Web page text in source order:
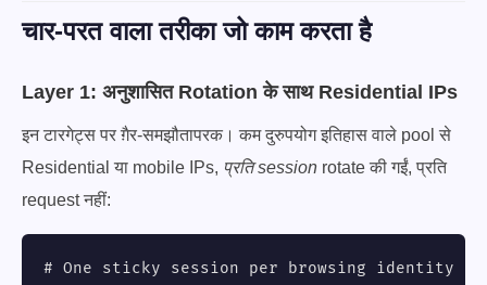
चार-परत वाला तरीका जो काम करता है
Layer 1: अनुशासित Rotation के साथ Residential IPs
इन टारगेट्स पर ग़ैर-समझौतापरक। कम दुरुपयोग इतिहास वाले pool से
Residential या mobile IPs, प्रति session rotate की गईं, प्रति
request नहीं:
# One sticky session per browsing